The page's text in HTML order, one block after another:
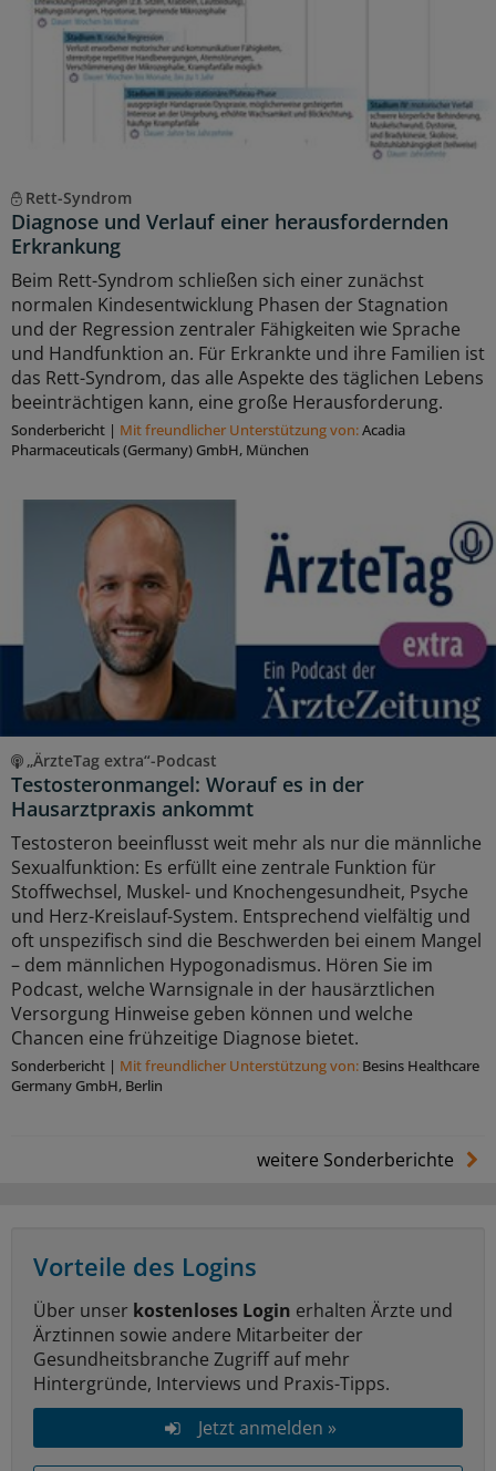
Rett-Syndrom
Diagnose und Verlauf einer herausfordernden
Erkrankung
Beim Rett-Syndrom schließen sich einer zunächst
normalen Kindesentwicklung Phasen der Stagnation
und der Regression zentraler Fähigkeiten wie Sprache
und Handfunktion an. Für Erkrankte und ihre Familien ist
das Rett-Syndrom, das alle Aspekte des täglichen Lebens
beeinträchtigen kann, eine große Herausforderung.
Sonderbericht | Mit freundlicher Unterstützung von:Acadia
Pharmaceuticals (Germany) GmbH, München
„ÄrzteTag extra“-Podcast
Testosteronmangel: Worauf es in der
Hausarztpraxis ankommt
Testosteron beeinflusst weit mehr als nur die männliche
Sexualfunktion: Es erfüllt eine zentrale Funktion für
Stoffwechsel, Muskel- und Knochengesundheit, Psyche
und Herz-Kreislauf-System. Entsprechend vielfältig und
oft unspezifisch sind die Beschwerden bei einem Mangel
– dem männlichen Hypogonadismus. Hören Sie im
Podcast, welche Warnsignale in der hausärztlichen
Versorgung Hinweise geben können und welche
Chancen eine frühzeitige Diagnose bietet.
Sonderbericht | Mit freundlicher Unterstützung von: Besins Healthcare
Germany GmbH, Berlin
weitere Sonderberichte
Vorteile des Logins
Über unser kostenloses Login erhalten Ärzte und
Ärztinnen sowie andere Mitarbeiter der
Gesundheitsbranche Zugriff auf mehr
Hintergründe, Interviews und Praxis-Tipps.
Jetzt anmelden »